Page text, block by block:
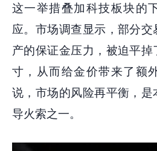
这一举措叠加科技板块的
应。市场调查显示，部分
产的保证金压力，被迫平
寸，从而给金价带来了额
说，市场的风险再平衡，
导火索之一。